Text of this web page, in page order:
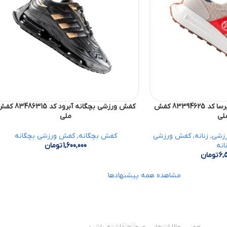
کفش ورزشی میانه هیرسا کد 83394625 کفش
, زنانه,کفش ورزشی
تومان
کفش ورزشی بچگانه آبرود کد
ملی
کفش بچگانه,کفش ورزشی بچگانه
1,600,000تومان
مشاهده همه پیشنهادها